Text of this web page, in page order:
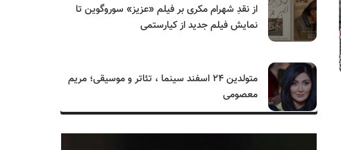
از نقدِ شهرام مکری بر فیلم «عزیز» سوروگوین تا
نمایش فیلم جدید از کیارستمی
متولدین ۲۴ اسفند سینما ، تئاتر و موسیقی؛ مریم
معصومی